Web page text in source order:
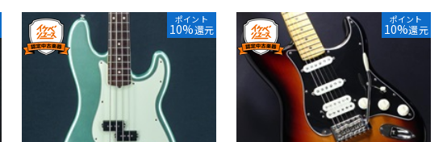
ポイント
10%還元
ポイント
10%還元